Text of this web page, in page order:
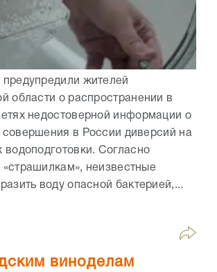
жителей
области о распространении в
недостоверной информации о
в России диверсий на
водоподготовки. Согласно
неизвестные
воду опасной бактерией,...
виноделам